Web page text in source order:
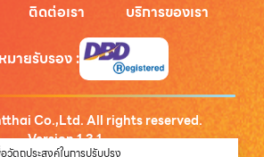
ติดต่อเรา บริการของเรา
มายรับรอง:
Co.,Ltd. All rights reserved.
Version1.3.1
วัตถุประสงค์ในการปรับปรุง